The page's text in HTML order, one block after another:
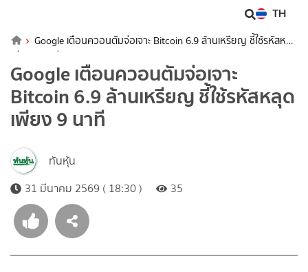
TH
Google เตือนควอนตัมจ่อเจาะ Bitcoin 6.9 ล้านเหรียญ ชี้ใช้รหัสหลุด
เพียง 9 นาที
Google เตือนควอนตัมจ่อเจาะ
Bitcoin 6.9 ล้านเหรียญ ชี้ใช้รหัสหลุด
เพียง 9 นาที
ทันหุ้น
31 มีนาคม 2569 ( 18:30 )
35